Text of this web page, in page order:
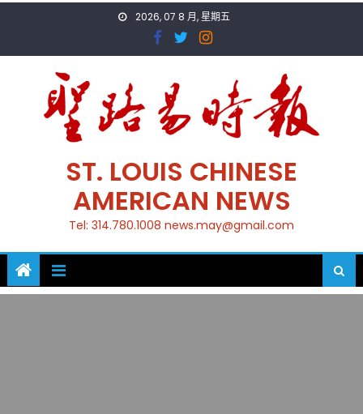
2026, 07 8 月, 星期五
ST. LOUIS CHINESE
AMERICAN NEWS
Tel: 314.780.1008 news.may@gmail.com